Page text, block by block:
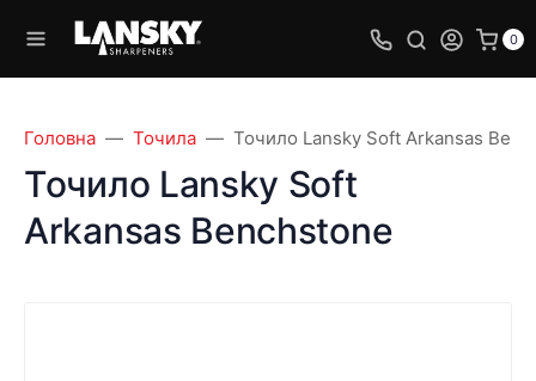
0
Головна Точила Точило Lansky Soft Arkansas
Точило Lansky Soft
Arkansas Benchstone